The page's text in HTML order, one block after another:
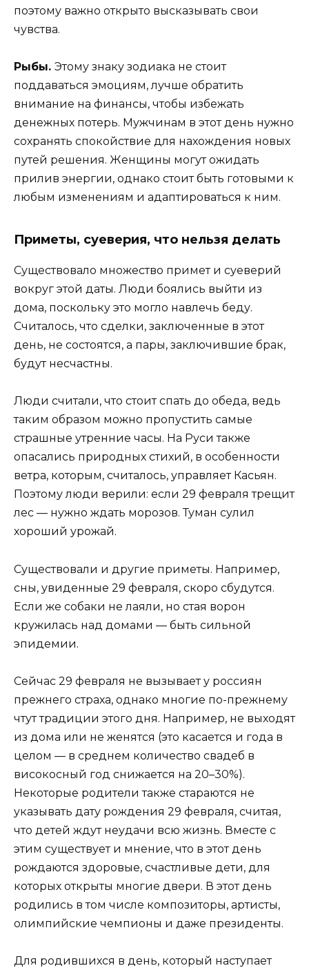
поэтому важно открыто высказывать свои
чувства.
Рыбы. Этому знаку зодиака не стоит
поддаваться эмоциям, лучше обратить
внимание на финансы, чтобы избежать
денежных потерь. Мужчинам в этот день нужно
сохранять спокойствие для нахождения новых
путей решения. Женщины могут ожидать
прилив энергии, однако стоит быть готовыми к
любым изменениям и адаптироваться к ним.
Приметы, суеверия, что нельзя делать
Существовало множество примет и суеверий
вокруг этой даты. Люди боялись выйти из
дома, поскольку это могло навлечь беду.
Считалось, что сделки, заключенные в этот
день, не состоятся, а пары, заключившие брак,
будут несчастны.
Люди считали, что стоит спать до обеда, ведь
таким образом можно пропустить самые
страшные утренние часы. На Руси также
опасались природных стихий, в особенности
ветра, которым, считалось, управляет Касьян.
Поэтому люди верили: если 29 февраля трещит
лес — нужно ждать морозов. Туман сулил
хороший урожай.
Существовали и другие приметы. Например,
сны, увиденные 29 февраля, скоро сбудутся.
Если же собаки не лаяли, но стая ворон
кружилась над домами — быть сильной
эпидемии.
Сейчас 29 февраля не вызывает у россиян
прежнего страха, однако многие по-прежнему
чтут традиции этого дня. Например, не выходят
из дома или не женятся (это касается и года в
целом — в среднем количество свадеб в
високосный год снижается на 20–30%).
Некоторые родители также стараются не
указывать дату рождения 29 февраля, считая,
что детей ждут неудачи всю жизнь. Вместе с
этим существует и мнение, что в этот день
рождаются здоровые, счастливые дети, для
которых открыты многие двери. В этот день
родились в том числе композиторы, артисты,
олимпийские чемпионы и даже президенты.
Для родившихся в день, который наступает